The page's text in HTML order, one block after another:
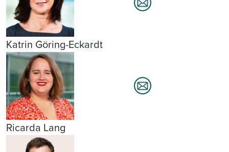
Katrin Göring-Eckardt
Ricarda Lang